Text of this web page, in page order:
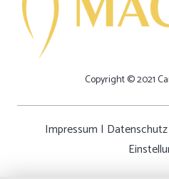
Copyright © 2021
Impressum | Datenschutz